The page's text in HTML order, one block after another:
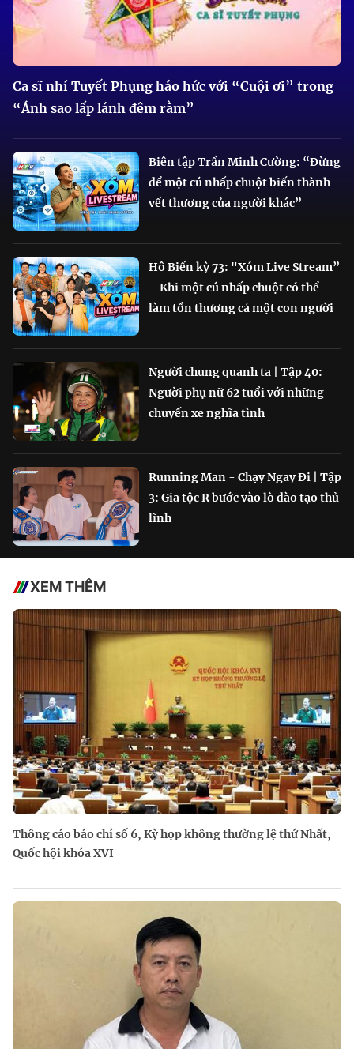
Ca sĩ nhí Tuyết Phụng háo hức với “Cuội ơi” trong
“Ánh sao lấp lánh đêm rằm”
Biên tập Trần Minh Cường: “Đừng
để một cú nhấp chuột biến thành
vết thương của người khác”
Hô Biến kỳ 73: "Xóm Live Stream”
– Khi một cú nhấp chuột có thể
làm tổn thương cả một con người
Người chung quanh ta | Tập 40:
Người phụ nữ 62 tuổi với những
chuyến xe nghĩa tình
Running Man - Chạy Ngay Đi | Tập
3: Gia tộc R bước vào lò đào tạo thủ
lĩnh
XEM THÊM
Thông cáo báo chí số 6, Kỳ họp không thường lệ thứ Nhất,
Quốc hội khóa XVI